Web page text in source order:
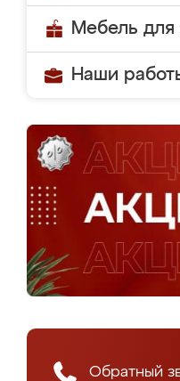
Мебель для
Наши
Обратный